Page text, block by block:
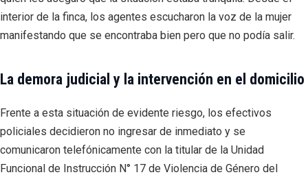
interior de la finca, los agentes escucharon la voz de la mujer
manifestando que se encontraba bien pero que no podía salir.
La demora judicial y la intervención en el domicilio
Frente a esta situación de evidente riesgo, los efectivos
policiales decidieron no ingresar de inmediato y se
comunicaron telefónicamente con la titular de la Unidad
Funcional de Instrucción N° 17 de Violencia de Género del